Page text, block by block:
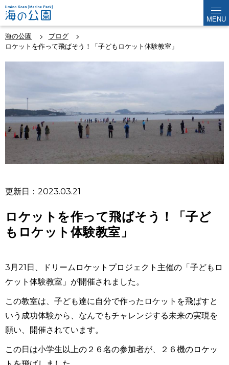
MENU
海の公園
ブログ
ロケットを作って飛ばそう！「子どもロケット体験教室」
更新日：2023.03.21
ロケットを作って飛ばそう！「子ど
もロケット体験教室」
3月21日、ドリームロケットプロジェクト主催の「子どもロ
ケット体験教室」が開催されました。
この教室は、子ども達に自分で作ったロケットを飛ばすと
いう成功体験から、なんでもチャレンジする未来の実現を
願い、開催されています。
この日は小学生以上の２６名の参加者が、２６機のロケッ